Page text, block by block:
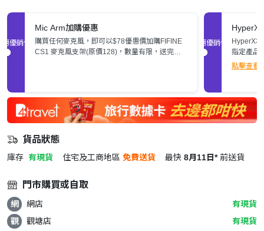
促銷優惠
Mic Arm加購優惠
購買任何麥克風，即可以$78優惠價加購FIFINE
CS1 麥克風支架(原價128)，數量有限，送完即
促銷優惠
HyperX
HyperX
指定產品
點擊查看
貨品狀態
庫存 有現貨 住宅及工商地區 免費送貨 最快 8月11日* 前送貨
門市購買或自取
網 網店
有現貨
觀
觀塘店
有現貨